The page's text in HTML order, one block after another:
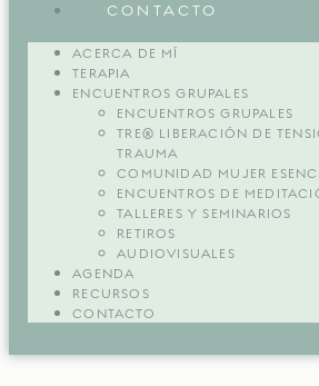
CONTACTO
ACERCA DE MÍ
TERAPIA
ENCUENTROS GRUPALES
ENCUENTROS GRUPALES
TRE® LIBERACIÓN DE
TRAUMA
COMUNIDAD MUJER
ENCUENTROS DE
TALLERES Y SEMINARIOS
RETIROS
AUDIOVISUALES
AGENDA
RECURSOS
CONTACTO